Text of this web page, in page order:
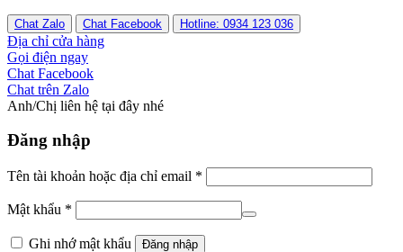
Chat Zalo Chat Facebook Hotline: 0934 123 036
Địa chỉ cửa hàng
Gọi điện ngay
Chat Facebook
Chat trên Zalo
Anh/Chị liên hệ tại đây nhé
Đăng nhập
Tên tài khoản hoặc địa chỉ email *
Mật khẩu *
Ghi nhớ mật khẩu Đăng nhập